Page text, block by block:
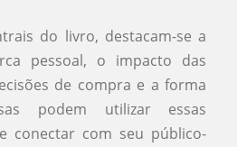
do livro, destacam-se a
pessoal, o impacto das
de compra e a forma
podem utilizar essas
conectar com seu público-